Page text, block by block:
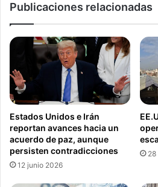
UU.
Publicaciones relacionadas
Estados Unidos e Irán
reportan avances hacia un
acuerdo de paz, aunque
persisten contradicciones
12 junio 2026